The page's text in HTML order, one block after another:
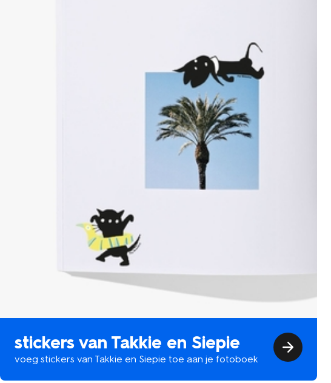
stickers van Takkie en Siepie
voeg stickers van Takkie en Siepie toe aan je fotoboek